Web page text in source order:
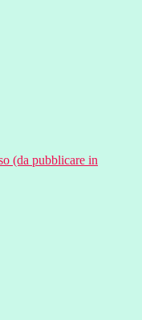
(da pubblicare in